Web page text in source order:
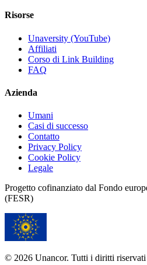
Risorse
Unaversity (YouTube)
Affiliati
Corso di Link Building
FAQ
Azienda
Umani
Casi di successo
Contatto
Privacy Policy
Cookie Policy
Legale
Progetto cofinanziato dal Fondo
(FESR)
© 2026 Unancor. Tutti i diritti riservati